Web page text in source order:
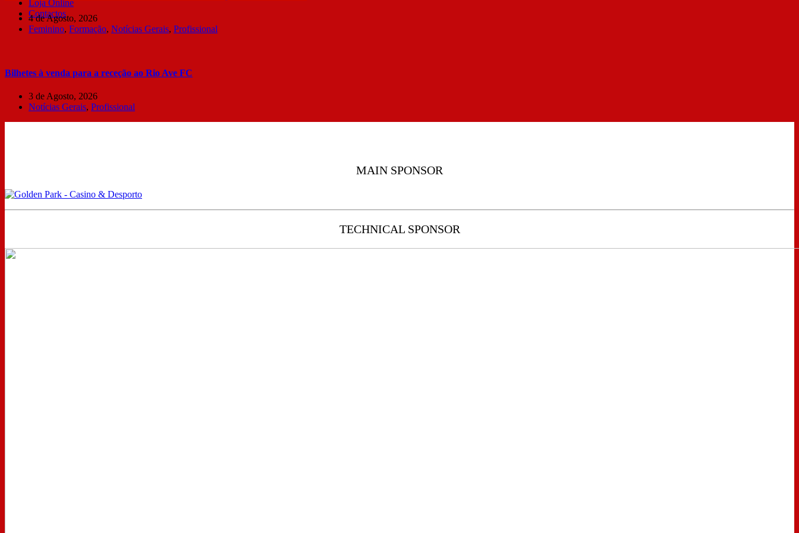
Loja Online
Contactos
4 de Agosto, 2026
Feminino, Formação, Notícias Gerais, Profissional
Bilhetes à venda para a receção ao Rio Ave FC
3 de Agosto, 2026
Notícias Gerais, Profissional
MAIN SPONSOR
TECHNICAL SPONSOR